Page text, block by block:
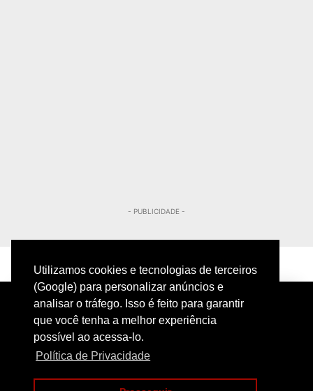
Utilizamos cookies e tecnologias de terceiros
(Google) para personalizar anúncios e
analisar o tráfego. Isso é feito para garantir
que você tenha a melhor experiência
possível ao acessa-lo.
Política de Privacidade
- PUBLICIDADE -
PRIVACIDADE CONTATO